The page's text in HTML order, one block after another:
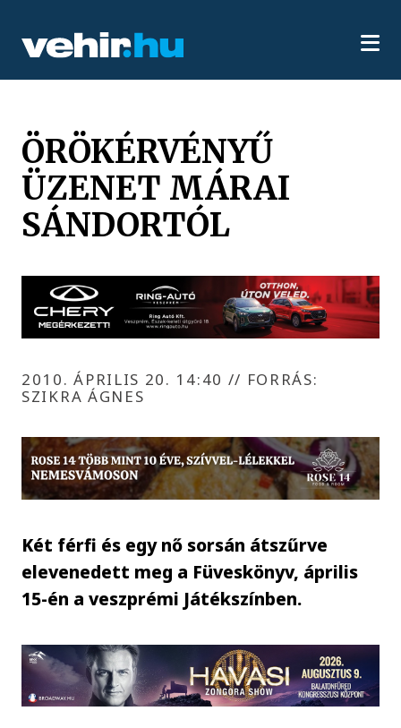
ÖRÖKÉRVÉNYŰ
ÜZENET MÁRAI
SÁNDORTÓL
2010. ÁPRILIS 20. 14:40 // FORRÁS:
SZIKRA ÁGNES
Két férfi és egy nő sorsán átszűrve
elevenedett meg a Füveskönyv, április
15-én a veszprémi Játékszínben.